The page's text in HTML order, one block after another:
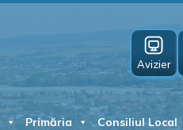
Avizier
Primăria Consiliul Local